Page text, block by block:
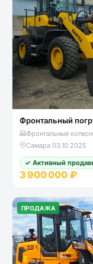
Фронтальный
Фронтальные
Самара·03.10.2025
✓ Активный
3 900 000 ₽
ПРОДАЖА